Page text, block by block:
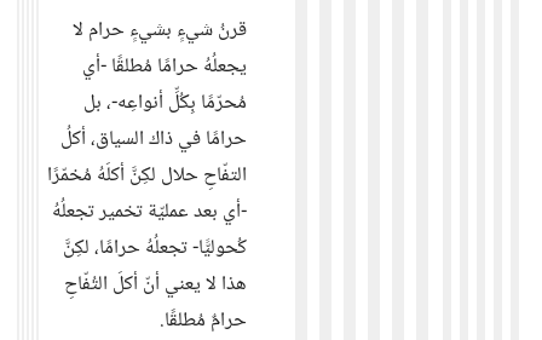
قرنُ شيءٍ بشيءٍ حرام لا
يجعلُهُ حرامًا مُطلقًا -أي
مُحرّمًا بِكُلِّ أنواعِه-، بل
حرامًا في ذاك السياق، أكلُ
التفّاحِ حلال لكِنَّ أكلَهُ مُخمّرًا
-أي بعد عمليّة تخمير تجعلُهُ
كُحوليًّا- تجعلُهُ حرامًا، لكِنَّ
هذا لا يعني أنّ أكلَ التُفّاحِ
حرامٌ مُطلقًا.